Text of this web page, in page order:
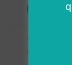
POSTULER
Aide à
(H/F)